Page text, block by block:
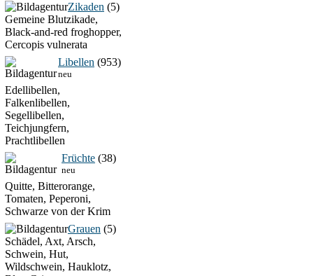
Zikaden (5)
Gemeine Blutzikade,
Black-and-red froghopper,
Cercopis vulnerata
Libellen (953)
neu
Edellibellen,
Falkenlibellen,
Segellibellen,
Teichjungfern,
Prachtlibellen
Früchte (38)
neu
Quitte, Bitterorange,
Tomaten, Peperoni,
Schwarze von der Krim
Grauen (5)
Schädel, Axt, Arsch,
Schwein, Hut,
Wildschwein, Hauklotz,